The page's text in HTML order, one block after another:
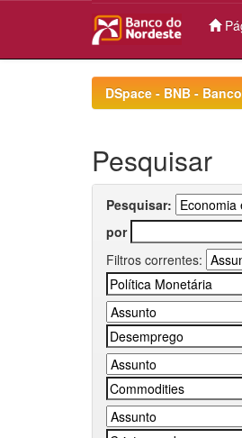
DSpace - BNB -
Pesquisar
Pesquisar:
por
Filtros correntes: